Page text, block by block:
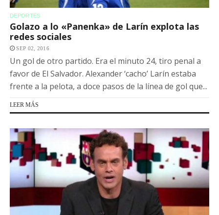
DEPORTES
Golazo a lo «Panenka» de Larín explota las
redes sociales
SEP 02, 2016
Un gol de otro partido. Era el minuto 24, tiro penal a
favor de El Salvador. Alexander ‘cacho’ Larín estaba
frente a la pelota, a doce pasos de la línea de gol que...
LEER MÁS